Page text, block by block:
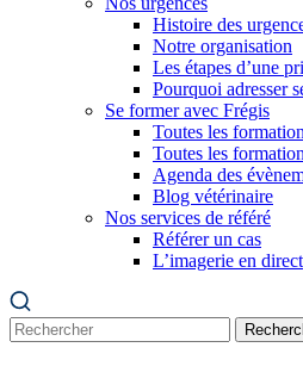
Histoire des
Notre organisation
Les étapes d’une
Pourquoi adresser
Se former avec Frégis
Toutes les
Toutes les
Agenda des
Blog vétérinaire
Nos services de référé
Référer un cas
L’imagerie en direct